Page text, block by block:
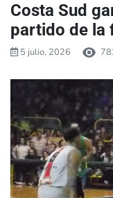
Costa Sud
partido de la
5 julio, 2026